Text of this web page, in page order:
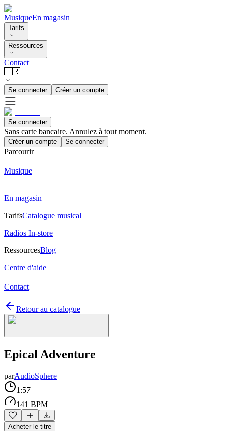
MusiqueEn magasin
Tarifs
Ressources
Contact
🇫🇷
Se connecter Créer un compte
Se connecter
Sans carte bancaire. Annulez à tout moment.
Créer un compte Se connecter
Parcourir
Musique
En magasin
TarifsCatalogue musical
Radios In-store
RessourcesBlog
Centre d'aide
Contact
Retour au catalogue
Epical Adventure
parAudioSphere
1:57
141 BPM
Acheter le titre